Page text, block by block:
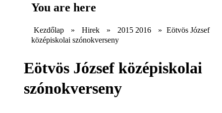
You are here
Kezdőlap » Hirek » 2015 2016 » Eötvös József
középiskolai szónokverseny
Eötvös József középiskolai
szónokverseny